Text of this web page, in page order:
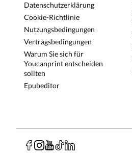
Datenschutzerklärung
Cookie-Richtlinie
Nutzungsbedingungen
Vertragsbedingungen
Warum Sie sich für
Youcanprint entscheiden
sollten
Epubeditor